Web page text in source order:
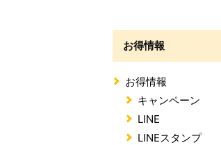
お得情報
お得情報
キャンペーン
LINE
LINEスタンプ